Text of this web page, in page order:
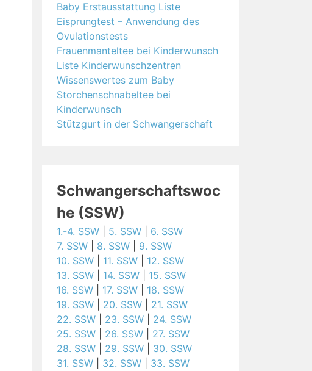
Baby Erstausstattung Liste
Eisprungtest – Anwendung des
Ovulationstests
Frauenmanteltee bei Kinderwunsch
Liste Kinderwunschzentren
Wissenswertes zum Baby
Storchenschnabeltee bei
Kinderwunsch
Stützgurt in der Schwangerschaft
Schwangerschaftswoc
he (SSW)
1.-4. SSW 5. SSW
6. SSW
7. SSW
8. SSW
9. SSW
10. SSW
11. SSW
12. SSW
13. SSW
14. SSW
15. SSW
16. SSW
17. SSW
18. SSW
19. SSW
20. SSW
21. SSW
22. SSW
23. SSW
24. SSW
25. SSW
26. SSW
27. SSW
28. SSW
29. SSW
30. SSW
31. SSW
32. SSW
33. SSW